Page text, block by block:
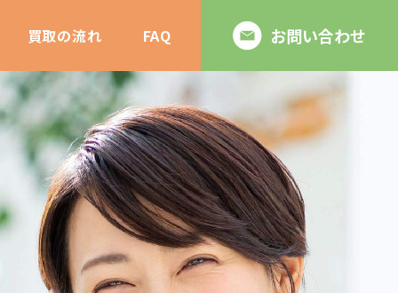
買取の流れ FAQ お問い合わせ